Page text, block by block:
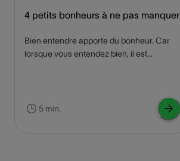
4 petits bonheurs à ne pas manquer
Bien entendre apporte du bonheur. Car
lorsque vous entendez bien, il est
appareils auditifs, en redonnant à chaque
son sa netteté, font aussi le bonheur de
5 min.